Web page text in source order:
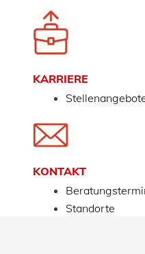
KARRIERE
KONTAKT
Standorte